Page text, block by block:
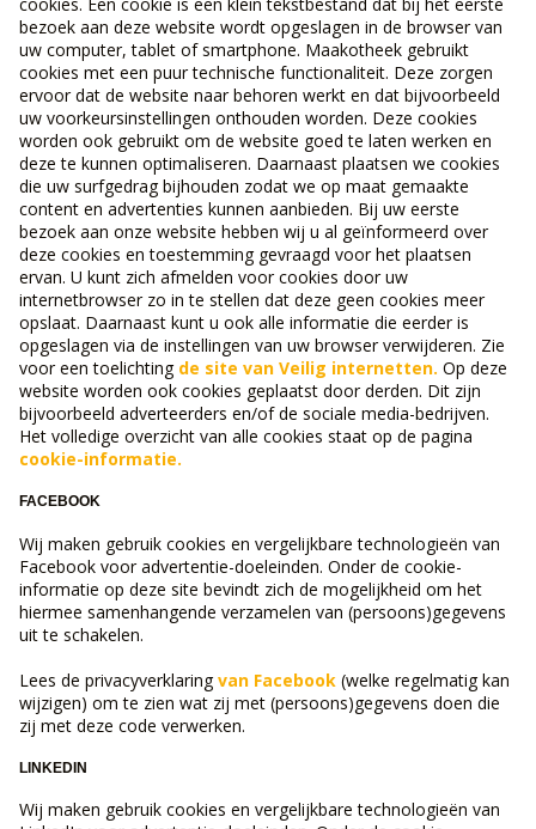
bezoek aan deze website wordt opgeslagen in de browser van
uw computer, tablet of smartphone. Maakotheek gebruikt
cookies met een puur technische functionaliteit. Deze zorgen
ervoor dat de website naar behoren werkt en dat bijvoorbeeld
uw voorkeursinstellingen onthouden worden. Deze cookies
worden ook gebruikt om de website goed te laten werken en
deze te kunnen optimaliseren. Daarnaast plaatsen we cookies
die uw surfgedrag bijhouden zodat we op maat gemaakte
content en advertenties kunnen aanbieden. Bij uw eerste
bezoek aan onze website hebben wij u al geïnformeerd over
deze cookies en toestemming gevraagd voor het plaatsen
ervan. U kunt zich afmelden voor cookies door uw
internetbrowser zo in te stellen dat deze geen cookies meer
opslaat. Daarnaast kunt u ook alle informatie die eerder is
opgeslagen via de instellingen van uw browser verwijderen. Zie
voor een toelichting de site van Veilig internetten. Op deze
website worden ook cookies geplaatst door derden. Dit zijn
bijvoorbeeld adverteerders en/of de sociale media-bedrijven.
Het volledige overzicht van alle cookies staat op de pagina
cookie-informatie.
FACEBOOK
Wij maken gebruik cookies en vergelijkbare technologieën van
Facebook voor advertentie-doeleinden. Onder de cookie-
informatie op deze site bevindt zich de mogelijkheid om het
hiermee samenhangende verzamelen van (persoons)gegevens
uit te schakelen.
Lees de privacyverklaring van Facebook (welke regelmatig kan
wijzigen) om te zien wat zij met (persoons)gegevens doen die
zij met deze code verwerken.
LINKEDIN
Wij maken gebruik cookies en vergelijkbare technologieën van